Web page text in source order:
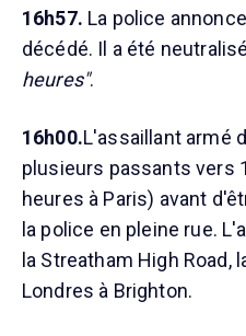
16h57. La police
décédé. Il a été
heures".
16h00.L'assaillant armé
plusieurs passants vers
heures à Paris) avant
la police en pleine rue.
la Streatham High
Londres à Brighton.